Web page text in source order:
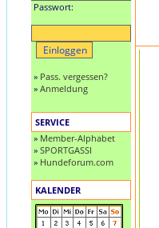
Passwort:
» Pass. vergessen?
» Anmeldung
SERVICE
» Member-Alphabet
» SPORTGASSI
» Hundeforum.com
KALENDER